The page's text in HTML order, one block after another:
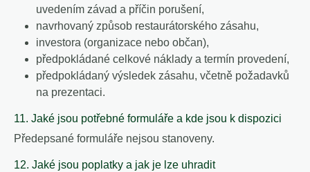
uvedením závad a příčin porušení,
navrhovaný způsob restaurátorského zásahu,
investora (organizace nebo občan),
předpokládané celkové náklady a termín provedení,
předpokládaný výsledek zásahu, včetně požadavků
na prezentaci.
11. Jaké jsou potřebné formuláře a kde jsou k dispozici
Předepsané formuláře nejsou stanoveny.
12. Jaké jsou poplatky a jak je lze uhradit